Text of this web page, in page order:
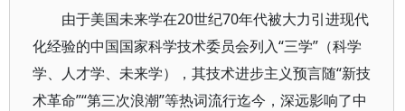
由于美国未来学在20世纪70年代被大力引进现代
化经验的中国国家科学技术委员会列入“三学”（科学
学、人才学、未来学），其技术进步主义预言随“新技
术革命”“第三次浪潮”等热词流行迄今，深远影响了中